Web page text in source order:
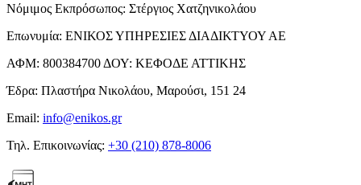
Νόμιμος Εκπρόσωπος: Στέργιος Χατζηνικολάου
Επωνυμία: ΕΝΙΚΟΣ ΥΠΗΡΕΣΙΕΣ ΔΙΑΔΙΚΤΥΟΥ ΑΕ
ΑΦΜ: 800384700 ΔΟΥ: ΚΕΦΟΔΕ ΑΤΤΙΚΗΣ
Έδρα: Πλαστήρα Νικολάου, Μαρούσι, 151 24
Email: info@enikos.gr
Τηλ. Επικοινωνίας: +30 (210) 878-8006